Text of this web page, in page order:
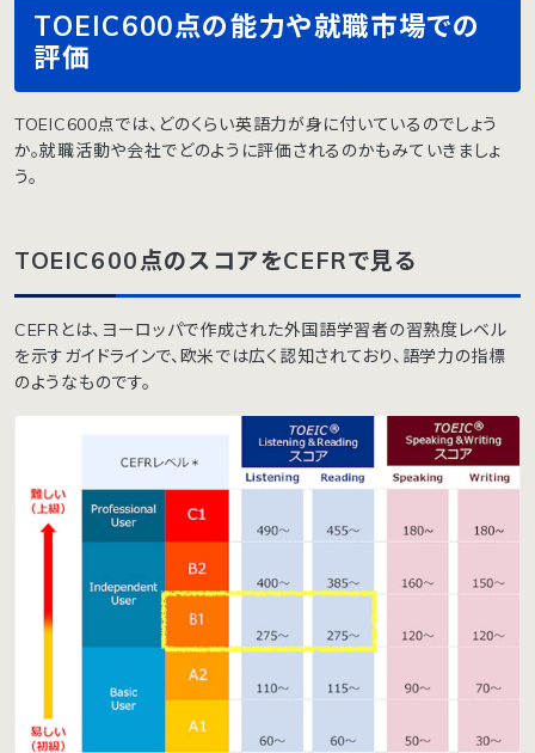
TOEIC600点の能力や就職市場での
評価
TOEIC600点では、どのくらい英語力が身に付いているのでしょう
か。就職活動や会社でどのように評価されるのかもみていきましょ
う。
TOEIC600点のスコアをCEFRで見る
CEFRとは、ヨーロッパで作成された外国語学習者の習熟度レベル
を示すガイドラインで、欧米では広く認知されており、語学力の指標
のようなものです。